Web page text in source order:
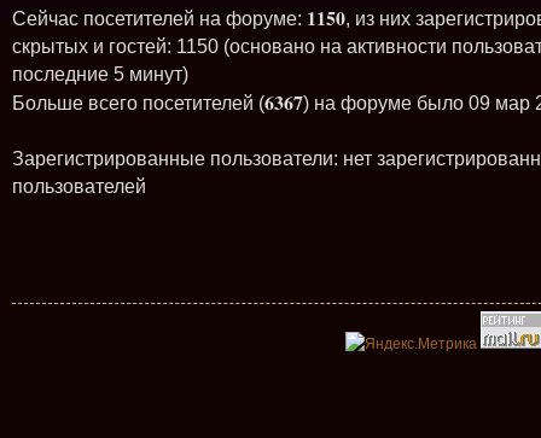
Сейчас посетителей на форуме: 1150, из них
скрытых и гостей: 1150 (основано на активности
последние 5 минут)
Больше всего посетителей (6367) на форуме было 09 мар
Зарегистрированные пользователи: нет
пользователей